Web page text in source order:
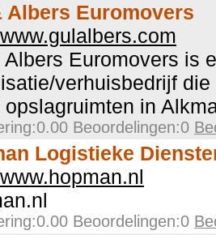
Albers Euromovers
Albers Euromovers is
verhuisbedrijf
opslagruimten in
Beoordelingen:0
Logistieke
Beoordelingen:0